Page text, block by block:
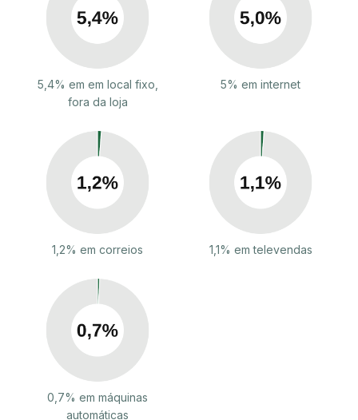
5,4% em em local fixo,
fora da loja
5% em internet
1,2% em correios 1,1% em televendas
0,7% em máquinas
automáticas